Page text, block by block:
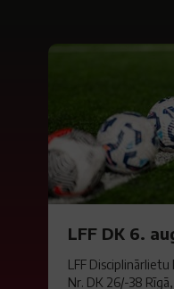
LFF DK 6.
LFF
Nr. DK 26/-38